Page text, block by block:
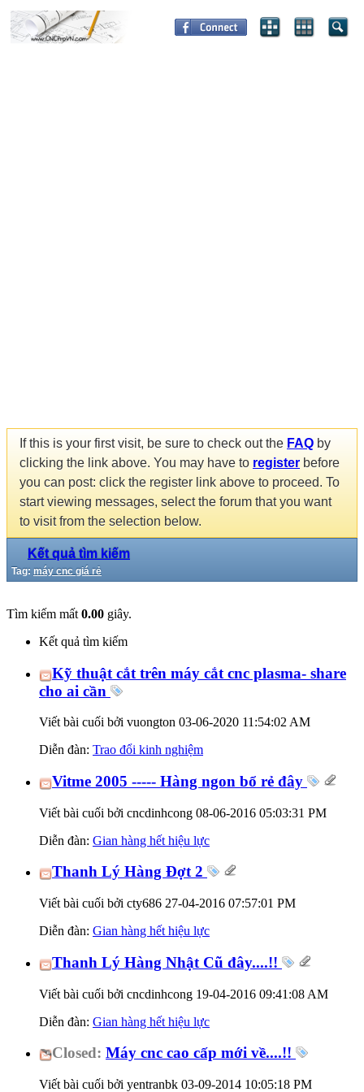
If this is your first visit, be sure to check out the FAQ by
clicking the link above. You may have to register before
you can post: click the register link above to proceed. To
start viewing messages, select the forum that you want
to visit from the selection below.
Kết quả tìm kiếm
Tag: máy cnc giá rẻ
Tìm kiếm mất 0.00 giây.
Kết quả tìm kiếm
Kỹ thuật cắt trên máy cắt cnc plasma- share
cho ai cần
Viết bài cuối bởi vuongton 03-06-2020 11:54:02 AM
Diễn đàn: Trao đổi kinh nghiệm
Vitme 2005 ----- Hàng ngon bổ rẻ đây
Viết bài cuối bởi cncdinhcong 08-06-2016 05:03:31 PM
Diễn đàn: Gian hàng hết hiệu lực
Thanh Lý Hàng Đợt 2
Viết bài cuối bởi cty686 27-04-2016 07:57:01 PM
Diễn đàn: Gian hàng hết hiệu lực
Thanh Lý Hàng Nhật Cũ đây....!!
Viết bài cuối bởi cncdinhcong 19-04-2016 09:41:08 AM
Diễn đàn: Gian hàng hết hiệu lực
Closed: Máy cnc cao cấp mới về....!!
Viết bài cuối bởi yentranbk 03-09-2014 10:05:18 PM